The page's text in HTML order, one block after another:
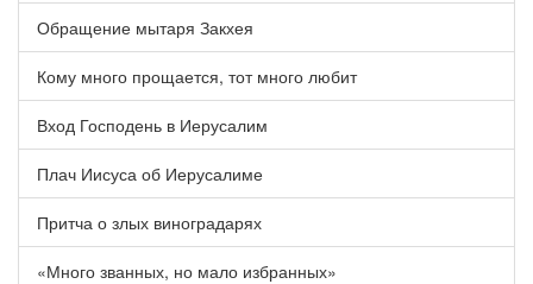
Обращение мытаря Закхея
Кому много прощается, тот много любит
Вход Господень в Иерусалим
Плач Иисуса об Иерусалиме
Притча о злых виноградарях
«Много званных, но мало избранных»